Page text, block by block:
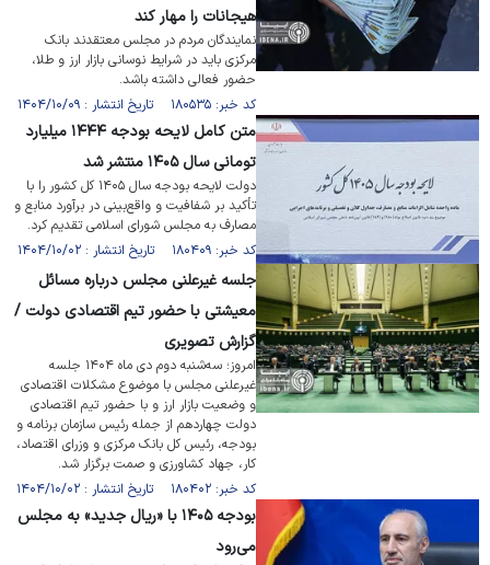
هیجانات را مهار کند
نمایندگان مردم در مجلس معتقدند بانک
مرکزی باید در شرایط نوسانی بازار ارز و طلا،
حضور فعالی داشته باشد.
کد خبر: ۱۸۰۵۳۵ تاریخ انتشار : ۱۴۰۴/۱۰/۰۹
متن کامل لایحه بودجه ۱۴۴۴ میلیارد
تومانی سال ۱۴۰۵ منتشر شد
دولت لایحه بودجه سال ۱۴۰۵ کل کشور را با
تأکید بر شفافیت و واقع‌بینی در برآورد منابع و
مصارف به مجلس شورای اسلامی تقدیم کرد.
کد خبر: ۱۸۰۴۰۹ تاریخ انتشار : ۱۴۰۴/۱۰/۰۲
جلسه غیرعلنی مجلس درباره مسائل
معیشتی با حضور تیم اقتصادی دولت /
گزارش تصویری
امروز؛ سه‌شنبه دوم دی ماه ۱۴۰۴ جلسه
غیرعلنی مجلس با موضوع مشکلات اقتصادی
و وضعیت بازار ارز و با حضور تیم اقتصادی
دولت چهاردهم از جمله رئیس سازمان برنامه و
بودجه، رئیس کل بانک مرکزی و وزرای اقتصاد،
کار، جهاد کشاورزی و صمت برگزار شد.
کد خبر: ۱۸۰۴۰۲ تاریخ انتشار : ۱۴۰۴/۱۰/۰۲
بودجه ۱۴۰۵ با «ریال جدید» به مجلس
می‌رود